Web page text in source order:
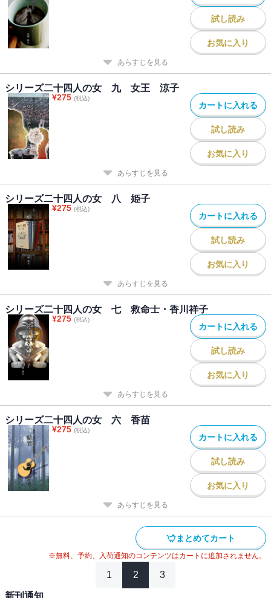
試し読み
お気に入り
あらすじを見る
シリーズ二十四人の女 九 女王 涼子
¥275 (税込)
カートに入れる
試し読み
お気に入り
あらすじを見る
シリーズ二十四人の女 八 姫子
¥275 (税込)
カートに入れる
試し読み
お気に入り
あらすじを見る
シリーズ二十四人の女 七 救命士・香川祥子
¥275 (税込)
カートに入れる
試し読み
お気に入り
あらすじを見る
シリーズ二十四人の女 六 香苗
¥275 (税込)
カートに入れる
試し読み
お気に入り
あらすじを見る
まとめてカート
※無料、予約、入荷通知のコンテンツはカートに追加されません。
1 2 3
新刊通知